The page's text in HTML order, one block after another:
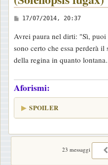
M
s
s
a
g
i
o
17/07/2014, 20:37
Avrei paura nel dirti: "Sì,
sono certo che essa perderà
della regina in quanto
Aforismi:
SPOILER
23 messaggi